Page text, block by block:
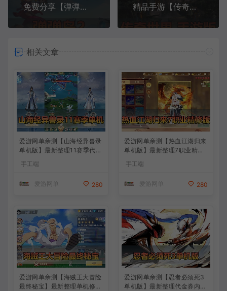
免费分享【弹弹岛2】精品手游二次元卡图风格亲测视频安装教程GM后台系统虚拟机一键端
精品手游【传奇世界】模拟器手游GM后台视频安装教程虚拟机一键端
相关文章
爱游网单亲测【山海经异兽录
单机版】最新整理11赛季代金
模拟器手游 解压一键端 视频
手工端
爱游网单 280
爱游网单亲测【热血江湖归来
单机版】最新整理7职业精修
代金券内购 虚拟机一键端视
手工端
爱游网单 280
爱游网单亲测【海贼王大冒险
最终秘宝】最新整理单机修复
爱游网单亲测【忍者必须死3
单机版】最新整理代金券内购